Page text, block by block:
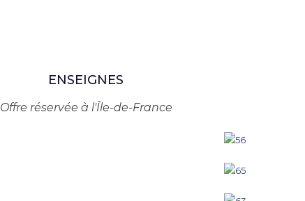
ENSEIGNES
Offre réservée à l'Île-de-France